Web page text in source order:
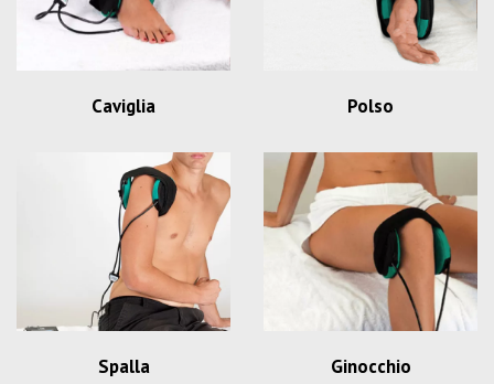
Caviglia Polso
Spalla Ginocchio